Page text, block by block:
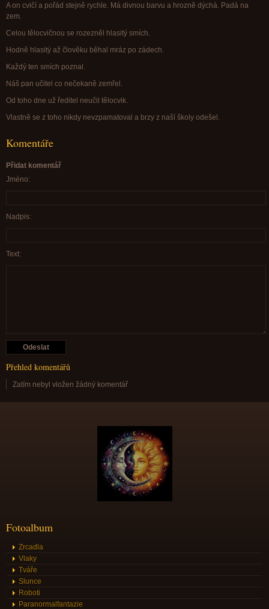
A on cvičí a pořád stejně rychle. Má divnou barvu a hrozně dýchá. Padá na
zem.
Celou tělocvičnou se rozezněl hlasitý smích.
Hodně hlasitý až člověku běhal mráz po zádech.
Každý ten smích poznal.
Náš pan učitel co nečekaně zemřel.
Od toho dne už ředitel neučil tělocvik.
Vlastně se z toho nikdy nevzpamatoval a brzy z naší školy odešel.
Komentáře
Přidat komentář
Jméno:
Nadpis:
Text:
Přehled komentářů
Zatím nebyl vložen žádný komentář
Fotoalbum
Zrcadla
Vlaky
Tváře
Slunce
Roboti
Paranormalfantazie